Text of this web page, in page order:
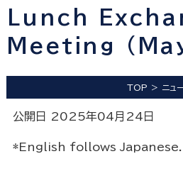
Lunch
Meeting
TOP ニュ
公開日 2025年04月24日
*English follows Japanese.